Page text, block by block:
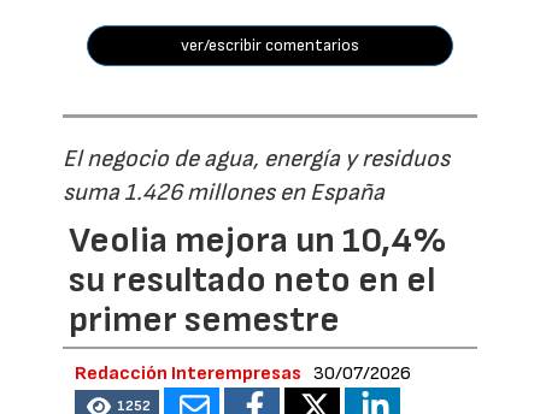
ver/escribir comentarios
El negocio de agua, energía y residuos
suma 1.426 millones en España
Veolia mejora un 10,4%
su resultado neto en el
primer semestre
Redacción Interempresas 30/07/2026
1252